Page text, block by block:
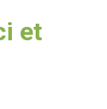
et